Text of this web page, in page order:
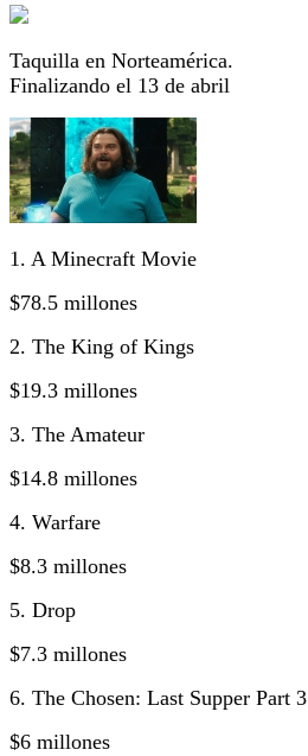
Taquilla en Norteamérica.
Finalizando el 13 de abril
1. A Minecraft Movie
$78.5 millones
2. The King of Kings
$19.3 millones
3. The Amateur
$14.8 millones
4. Warfare
$8.3 millones
5. Drop
$7.3 millones
6. The Chosen: Last Supper Part 3
$6 millones